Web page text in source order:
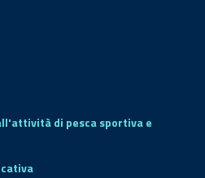
di pesca sportiva e